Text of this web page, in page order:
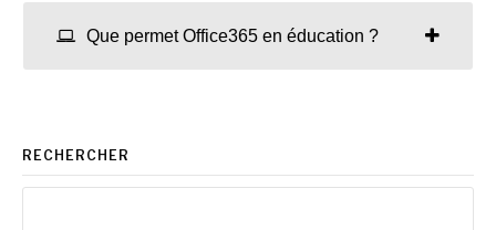
Que permet Office365 en éducation ?
RECHERCHER